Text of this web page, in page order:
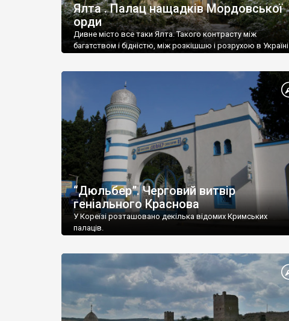
Ялта . Палац нащадків Мордовської
орди
Дивне місто все таки Ялта. Такого контрасту між
багатством і бідністю, між розкішшю і розрухою в Україні
“Дюльбер”. Черговий витвір
геніального Краснова
У Кореїзі розташовано декілька відомих Кримських
палаців.